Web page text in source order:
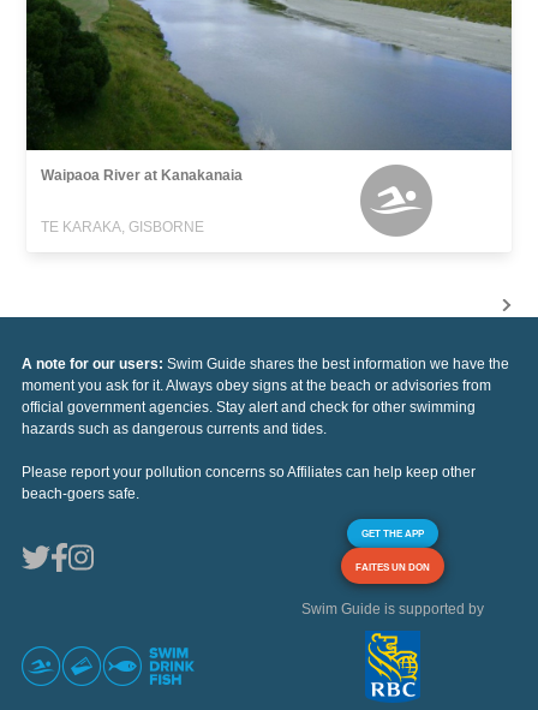
Waipaoa River at Kanakanaia
TE KARAKA, GISBORNE
A note for our users: Swim Guide shares the best information we have the
moment you ask for it. Always obey signs at the beach or advisories from
official government agencies. Stay alert and check for other swimming
hazards such as dangerous currents and tides.
Please report your pollution concerns so Affiliates can help keep other
beach-goers safe.
GET THE APP
FAITES UN DON
Swim Guide is supported by